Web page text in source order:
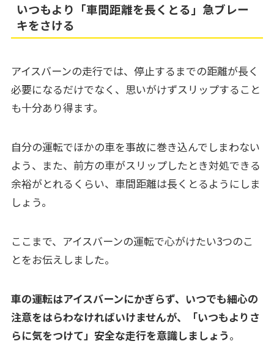
いつもより「車間距離を長くとる」急ブレー
キをさける
アイスバーンの走行では、停止するまでの距離が長く
必要になるだけでなく、思いがけずスリップすること
も十分あり得ます。
自分の運転でほかの車を事故に巻き込んでしまわない
よう、また、前方の車がスリップしたとき対処できる
余裕がとれるくらい、車間距離は長くとるようにしま
しょう。
ここまで、アイスバーンの運転で心がけたい3つのこ
とをお伝えしました。
車の運転はアイスバーンにかぎらず、いつでも細心の
注意をはらわなければいけませんが、「いつもよりさ
らに気をつけて」安全な走行を意識しましょう。